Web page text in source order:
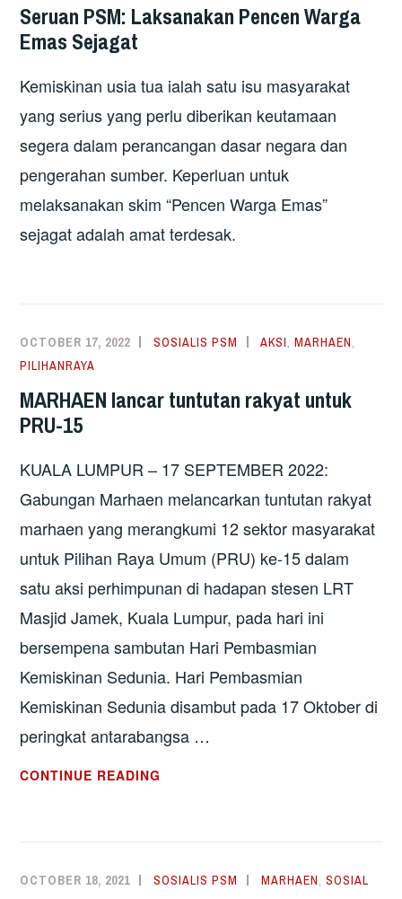
Seruan PSM: Laksanakan Pencen Warga
Emas Sejagat
Kemiskinan usia tua ialah satu isu masyarakat
yang serius yang perlu diberikan keutamaan
segera dalam perancangan dasar negara dan
pengerahan sumber. Keperluan untuk
melaksanakan skim “Pencen Warga Emas”
sejagat adalah amat terdesak.
OCTOBER 17, 2022 SOSIALIS PSM AKSI,MARHAEN,
PILIHANRAYA
MARHAEN lancar tuntutan rakyat untuk
PRU-15
KUALA LUMPUR – 17 SEPTEMBER 2022:
Gabungan Marhaen melancarkan tuntutan rakyat
marhaen yang merangkumi 12 sektor masyarakat
untuk Pilihan Raya Umum (PRU) ke-15 dalam
satu aksi perhimpunan di hadapan stesen LRT
Masjid Jamek, Kuala Lumpur, pada hari ini
bersempena sambutan Hari Pembasmian
Kemiskinan Sedunia. Hari Pembasmian
Kemiskinan Sedunia disambut pada 17 Oktober di
peringkat antarabangsa …
CONTINUE READING
OCTOBER 18, 2021 SOSIALIS PSM MARHAEN,SOSIAL